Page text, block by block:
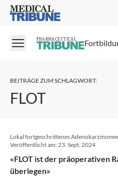
Medical Tribune
PHARMACEUTICAL
BEITRÄGE ZUM SCHLAGWORT:
FLOT
Lokal fortgeschrittenes
Veröffentlicht am: 23. Sept. 2024
«FLOT ist der präoperativen
überlegen»